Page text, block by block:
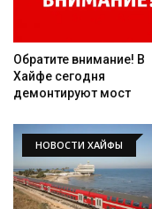
Обратите внимание! В
Хайфе сегодня
демонтируют мост
НОВОСТИ ХАЙФЫ